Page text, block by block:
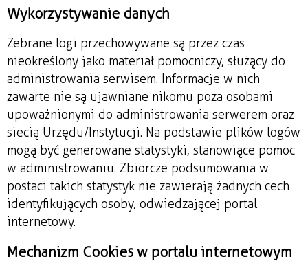
Wykorzystywanie danych
Zebrane logi przechowywane są przez czas
nieokreślony jako materiał pomocniczy, służący do
administrowania serwisem. Informacje w nich
zawarte nie są ujawniane nikomu poza osobami
upoważnionymi do administrowania serwerem oraz
siecią Urzędu/Instytucji. Na podstawie plików logów
mogą być generowane statystyki, stanowiące pomoc
w administrowaniu. Zbiorcze podsumowania w
postaci takich statystyk nie zawierają żadnych cech
identyfikujących osoby, odwiedzającej portal
internetowy.
Mechanizm Cookies w portalu internetowym